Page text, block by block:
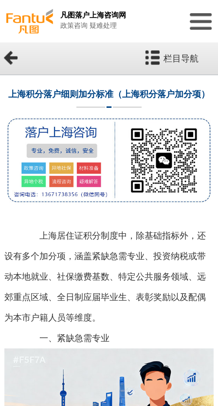
凡图落户上海咨询网
政策咨询 疑难处理
栏目导航
上海积分落户细则加分标准（上海积分落户加分项）
上海居住证积分制度中，除基础指标外，还
设有多个加分项，涵盖紧缺急需专业、投资纳税或带
动本地就业、社保缴费基数、特定公共服务领域、远
郊重点区域、全日制应届毕业生、表彰奖励以及配偶
为本市户籍人员等维度。
一、紧缺急需专业